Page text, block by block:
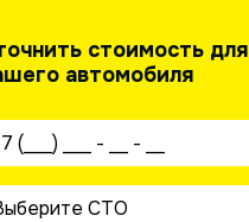
стоимость для
автомобиля
телефон:
СТО